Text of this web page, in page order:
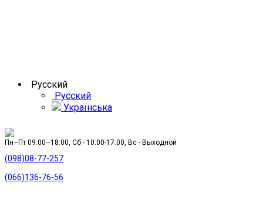
Русский
Русский
Українська
Пн–Пт 09:00–18:00, Сб - 10:00-17:00, Вс - Выходной
(098)08-77-257
(066)136-76-56